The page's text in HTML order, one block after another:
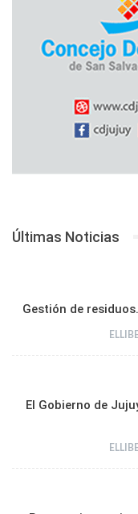
Últimas Noticias
Gestión de
El Gobierno de